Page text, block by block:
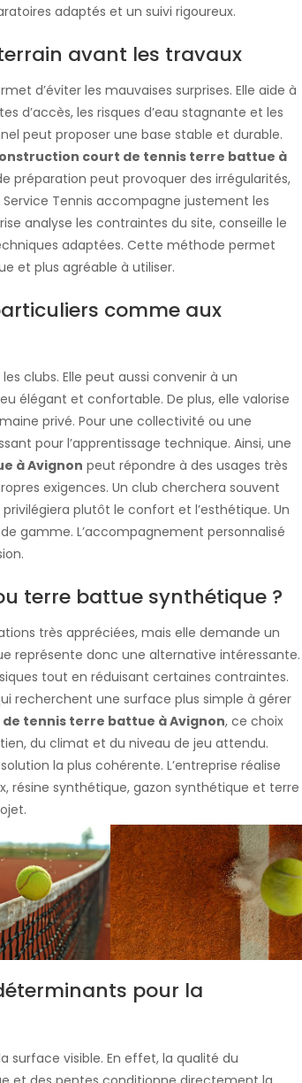
adaptés et un suivi rigoureux.
avant les travaux
d’éviter les mauvaises surprises. Elle aide à
d’accès, les risques d’eau stagnante et les
peut proposer une base stable et durable.
court de tennis terre battue à
préparation peut provoquer des irrégularités,
Tennis accompagne justement les
analyse les contraintes du site, conseille le
adaptées. Cette méthode permet
et plus agréable à utiliser.
comme aux
clubs. Elle peut aussi convenir à un
élégant et confortable. De plus, elle valorise
privé. Pour une collectivité ou une
pour l’apprentissage technique. Ainsi, une
à Avignon peut répondre à des usages très
exigences. Un club cherchera souvent
plutôt le confort et l’esthétique. Un
gamme. L’accompagnement personnalisé
terre battue synthétique ?
très appréciées, mais elle demande un
représente donc une alternative intéressante.
tout en réduisant certaines contraintes.
recherchent une surface plus simple à gérer
tennis terre battue à Avignon, ce choix
du climat et du niveau de jeu attendu.
la plus cohérente. L’entreprise réalise
résine synthétique, gazon synthétique et terre
pour la
surface visible. En effet, la qualité du